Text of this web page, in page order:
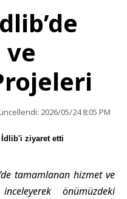
2026/05/24 8:05 PM
İdlib'i ziyaret etti
tamamlanan hizmet ve
önümüzdeki